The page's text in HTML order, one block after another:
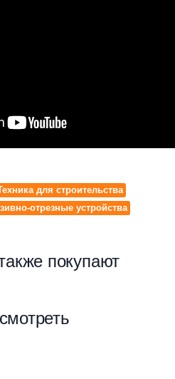
для строительства
отрезные устройства
покупают